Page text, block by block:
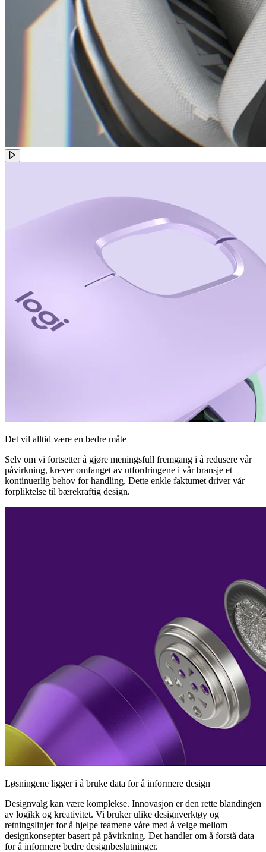
Det vil alltid være en bedre måte
Selv om vi fortsetter å gjøre meningsfull fremgang i å redusere vår
påvirkning, krever omfanget av utfordringene i vår bransje et
kontinuerlig behov for handling. Dette enkle faktumet driver vår
forpliktelse til bærekraftig design.
Løsningene ligger i å bruke data for å informere design
Designvalg kan være komplekse. Innovasjon er den rette blandingen
av logikk og kreativitet. Vi bruker ulike designverktøy og
retningslinjer for å hjelpe teamene våre med å velge mellom
designkonsepter basert på påvirkning. Det handler om å forstå data
for å informere bedre designbeslutninger.